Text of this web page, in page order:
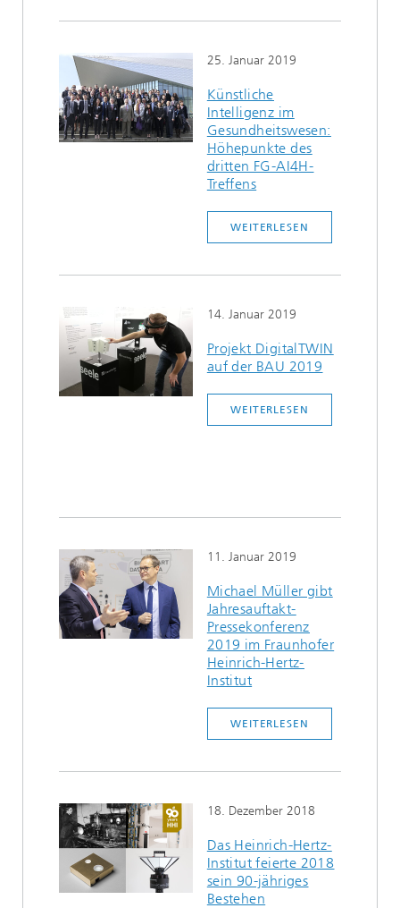
25. Januar 2019
Künstliche
Intelligenz im
Gesundheitswesen:
Höhepunkte des
dritten FG-AI4H-
Treffens
WEITERLESEN
14. Januar 2019
Projekt DigitalTWIN
auf der BAU 2019
WEITERLESEN
11. Januar 2019
Michael Müller gibt
Jahresauftakt-
Pressekonferenz
2019 im Fraunhofer
Heinrich-Hertz-
Institut
WEITERLESEN
18. Dezember 2018
Das Heinrich-Hertz-
Institut feierte 2018
sein 90-jähriges
Bestehen